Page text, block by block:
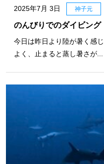
2025年7月 3日 神子元
のんびりでのダイビン
今日は昨日より陸が暑く感
よく、止まると蒸し暑さが...